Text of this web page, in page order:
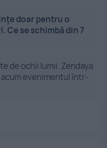
doar pentru o
Ce se schimbă din 7
de ochii lumii. Zendaya
evenimentul într-